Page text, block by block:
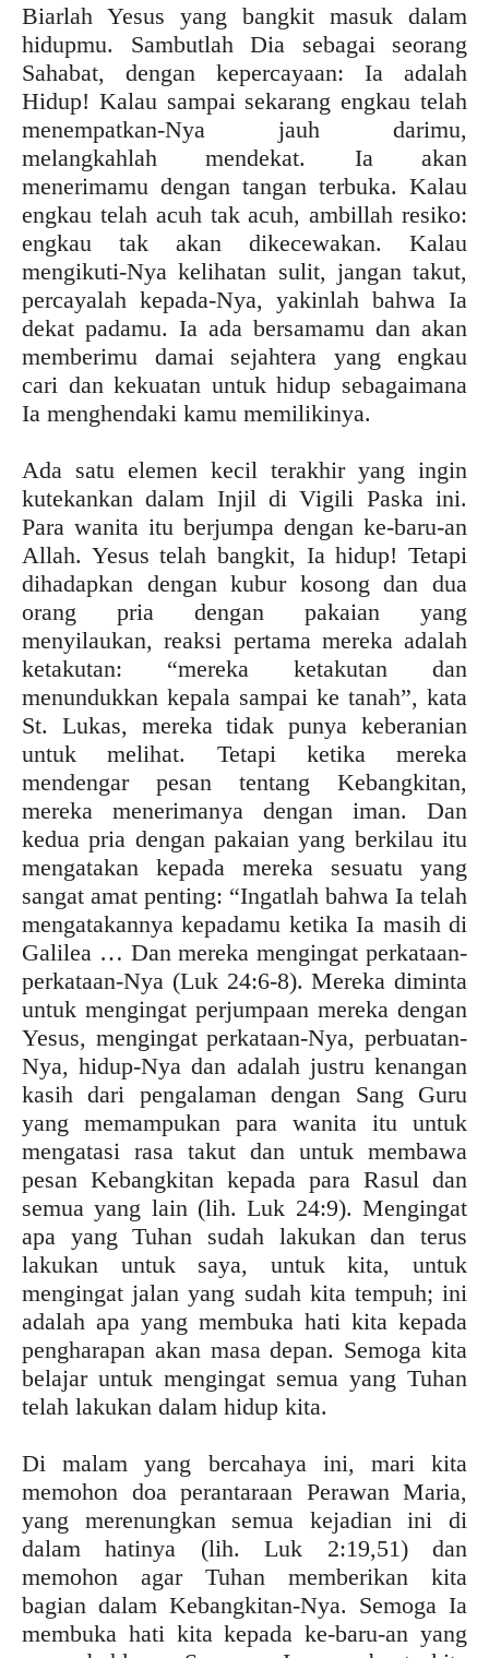
Biarlah Yesus yang bangkit masuk dalam
hidupmu. Sambutlah Dia sebagai seorang
Sahabat, dengan kepercayaan: Ia adalah
Hidup! Kalau sampai sekarang engkau telah
menempatkan-Nya jauh darimu,
melangkahlah mendekat. Ia akan
menerimamu dengan tangan terbuka. Kalau
engkau telah acuh tak acuh, ambillah resiko:
engkau tak akan dikecewakan. Kalau
mengikuti-Nya kelihatan sulit, jangan takut,
percayalah kepada-Nya, yakinlah bahwa Ia
dekat padamu. Ia ada bersamamu dan akan
memberimu damai sejahtera yang engkau
cari dan kekuatan untuk hidup sebagaimana
Ia menghendaki kamu memilikinya.
Ada satu elemen kecil terakhir yang ingin
kutekankan dalam Injil di Vigili Paska ini.
Para wanita itu berjumpa dengan ke-baru-an
Allah. Yesus telah bangkit, Ia hidup! Tetapi
dihadapkan dengan kubur kosong dan dua
orang pria dengan pakaian yang
menyilaukan, reaksi pertama mereka adalah
ketakutan: “mereka ketakutan dan
menundukkan kepala sampai ke tanah”, kata
St. Lukas, mereka tidak punya keberanian
untuk melihat. Tetapi ketika mereka
mendengar pesan tentang Kebangkitan,
mereka menerimanya dengan iman. Dan
kedua pria dengan pakaian yang berkilau itu
mengatakan kepada mereka sesuatu yang
sangat amat penting: “Ingatlah bahwa Ia telah
mengatakannya kepadamu ketika Ia masih di
Galilea … Dan mereka mengingat perkataan-
perkataan-Nya (Luk 24:6-8). Mereka diminta
untuk mengingat perjumpaan mereka dengan
Yesus, mengingat perkataan-Nya, perbuatan-
Nya, hidup-Nya dan adalah justru kenangan
kasih dari pengalaman dengan Sang Guru
yang memampukan para wanita itu untuk
mengatasi rasa takut dan untuk membawa
pesan Kebangkitan kepada para Rasul dan
semua yang lain (lih. Luk 24:9). Mengingat
apa yang Tuhan sudah lakukan dan terus
lakukan untuk saya, untuk kita, untuk
mengingat jalan yang sudah kita tempuh; ini
adalah apa yang membuka hati kita kepada
pengharapan akan masa depan. Semoga kita
belajar untuk mengingat semua yang Tuhan
telah lakukan dalam hidup kita.
Di malam yang bercahaya ini, mari kita
memohon doa perantaraan Perawan Maria,
yang merenungkan semua kejadian ini di
dalam hatinya (lih. Luk 2:19,51) dan
memohon agar Tuhan memberikan kita
bagian dalam Kebangkitan-Nya. Semoga Ia
membuka hati kita kepada ke-baru-an yang